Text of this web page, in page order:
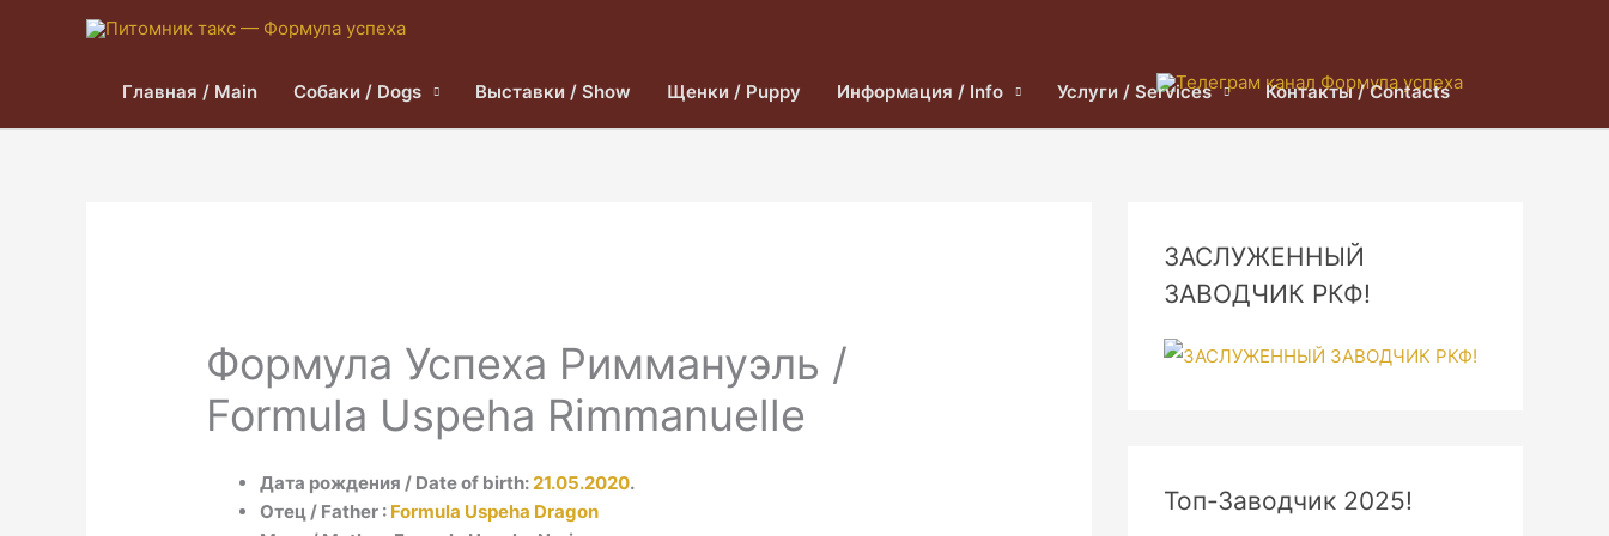
Главная / Main Собаки / Dogs Выставки / Show Щенки / Puppy Информация / Info Услуги / Services Контакты / Contacts
Формула Успеха Риммануэль /
Formula Uspeha Rimmanuelle
Дата рождения / Date of birth: 21.05.2020.
Отец / Father : Formula Uspeha Dragon
ЗАСЛУЖЕННЫЙ
ЗАВОДЧИК РКФ!
Топ-Заводчик 2025!